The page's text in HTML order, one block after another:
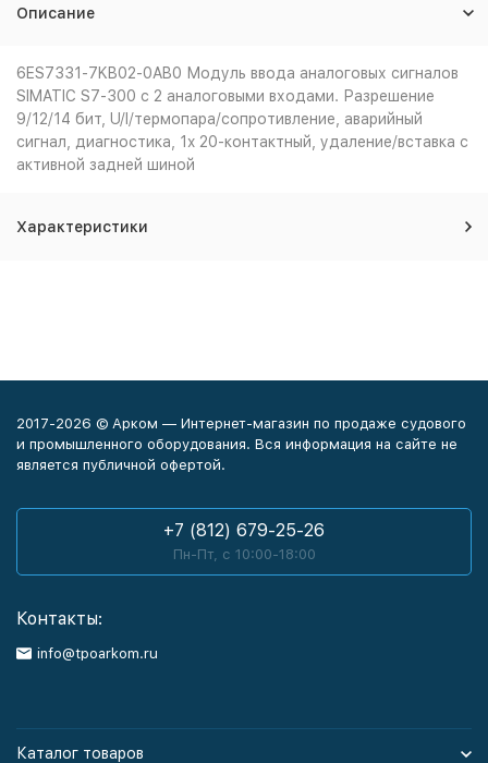
Описание
6ES7331-7KB02-0AB0 Модуль ввода аналоговых сигналов
SIMATIC S7-300 с 2 аналоговыми входами. Разрешение
9/12/14 бит, U/I/термопара/сопротивление, аварийный
сигнал, диагностика, 1x 20-контактный, удаление/вставка с
активной задней шиной
Характеристики
2017-2026 © Арком — Интернет-магазин по продаже судового
и промышленного оборудования. Вся информация на сайте не
является публичной офертой.
+7 (812) 679-25-26
Пн-Пт, с 10:00-18:00
Контакты:
info@tpoarkom.ru
Каталог товаров